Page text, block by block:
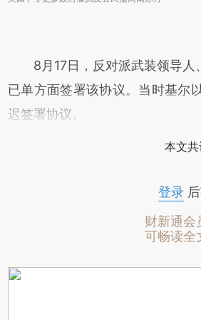
8月17日，反对派武装领导人
已单方面签署该协议。当时基尔
迟签署协议。
本文共
登录后
财新通会
可畅读全